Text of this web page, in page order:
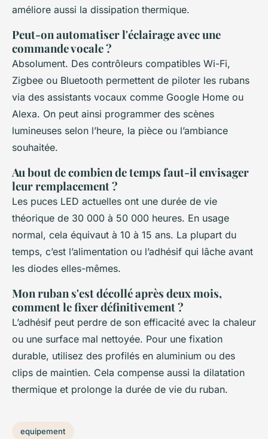
améliore aussi la dissipation thermique.
Peut-on automatiser l'éclairage avec une
commande vocale ?
Absolument. Des contrôleurs compatibles Wi-Fi,
Zigbee ou Bluetooth permettent de piloter les rubans
via des assistants vocaux comme Google Home ou
Alexa. On peut ainsi programmer des scènes
lumineuses selon l’heure, la pièce ou l’ambiance
souhaitée.
Au bout de combien de temps faut-il envisager
leur remplacement ?
Les puces LED actuelles ont une durée de vie
théorique de 30 000 à 50 000 heures. En usage
normal, cela équivaut à 10 à 15 ans. La plupart du
temps, c’est l’alimentation ou l’adhésif qui lâche avant
les diodes elles-mêmes.
Mon ruban s'est décollé après deux mois,
comment le fixer définitivement ?
L’adhésif peut perdre de son efficacité avec la chaleur
ou une surface mal nettoyée. Pour une fixation
durable, utilisez des profilés en aluminium ou des
clips de maintien. Cela compense aussi la dilatation
thermique et prolonge la durée de vie du ruban.
equipement